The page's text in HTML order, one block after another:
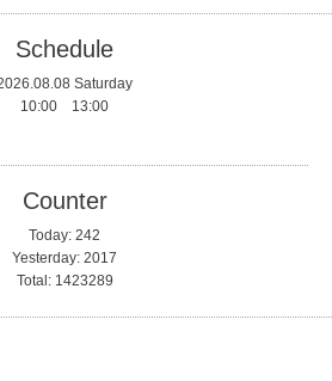
Schedule
Saturday
10:00 13:00
Counter
Today: 242
Yesterday: 2017
Total: 1423289